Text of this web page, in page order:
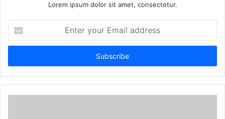
Lorem ipsum dolor sit amet, consectetur.
your
Email